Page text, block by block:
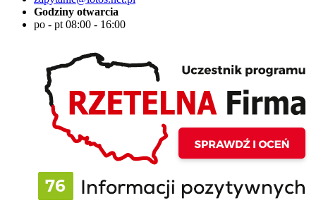
Godziny otwarcia
po - pt 08:00 - 16:00